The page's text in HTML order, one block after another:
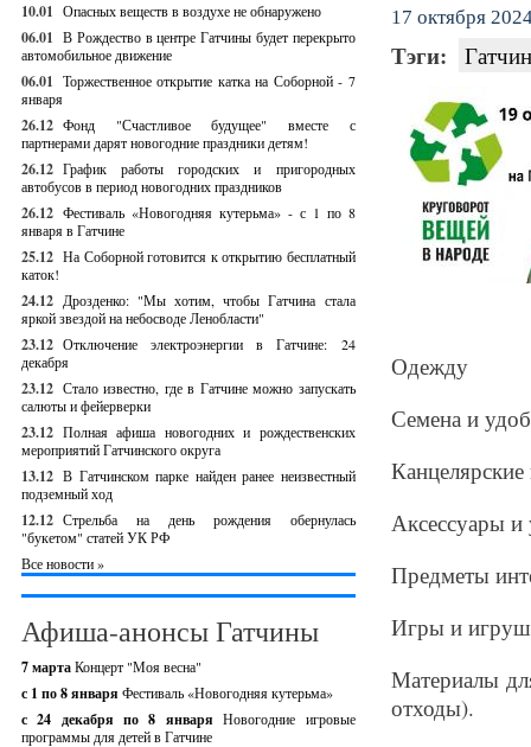
10.01 Опасных веществ в воздухе не обнаружено
06.01 В Рождество в центре Гатчины будет перекрыто
автомобильное движение
06.01 Торжественное открытие катка на Соборной - 7
января
26.12 Фонд "Счастливое будущее" вместе с
партнерами дарят новогодние праздники детям!
26.12 График работы городских и пригородных
автобусов в период новогодних праздников
26.12 Фестиваль «Новогодняя кутерьма» - с 1 по 8
января в Гатчине
25.12 На Соборной готовится к открытию бесплатный
каток!
24.12 Дрозденко: "Мы хотим, чтобы Гатчина стала
яркой звездой на небосводе Ленобласти"
23.12 Отключение электроэнергии в Гатчине: 24
декабря
23.12 Стало известно, где в Гатчине можно запускать
салюты и фейерверки
23.12 Полная афиша новогодних и рождественских
мероприятий Гатчинского округа
13.12 В Гатчинском парке найден ранее неизвестный
подземный ход
12.12 Стрельба на день рождения обернулась
"букетом" статей УК РФ
Все новости »
Афиша-анонсы Гатчины
7 мартаКонцерт "Моя весна"
с 1 по 8 января Фестиваль «Новогодняя кутерьма»
с 24 декабря по 8 январяНовогодние игровые
программы для детей в Гатчине
17 октября
Тэги:
Одежду
Семена и
Аксессуары
Предметы
Игры и
Материалы
отходы).